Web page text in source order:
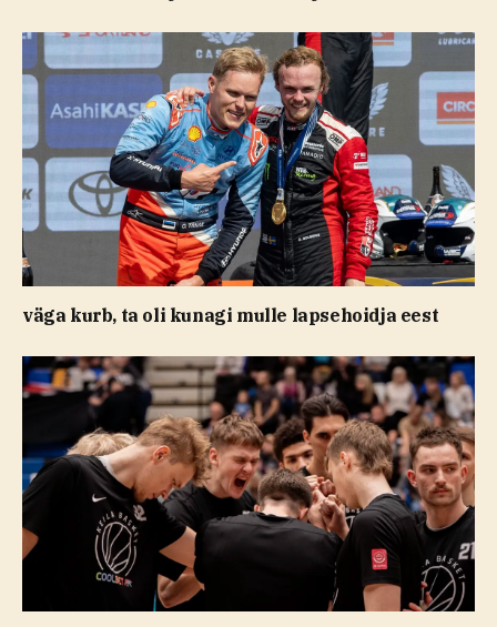
väga kurb, ta oli kunagi mulle lapsehoidja eest